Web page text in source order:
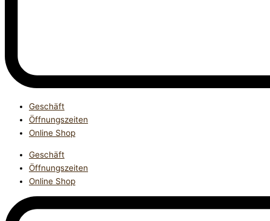
Geschäft
Öffnungszeiten
Online Shop
Geschäft
Öffnungszeiten
Online Shop